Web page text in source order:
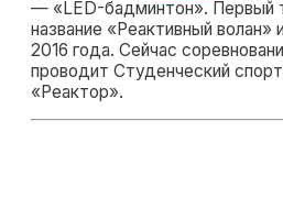
— «LED-бадминтон». Первый
название «Реактивный волан»
2016 года. Сейчас
проводит Студенческий
«Реактор».